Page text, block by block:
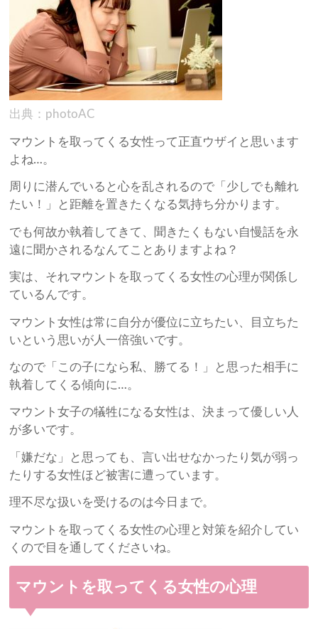
出典：photoAC
マウントを取ってくる女性って正直ウザイと思います
よね…。
周りに潜んでいると心を乱されるので「少しでも離れ
たい！」と距離を置きたくなる気持ち分かります。
でも何故か執着してきて、聞きたくもない自慢話を永
遠に聞かされるなんてことありますよね？
実は、それマウントを取ってくる女性の心理が関係し
ているんです。
マウント女性は常に自分が優位に立ちたい、目立ちた
いという思いが人一倍強いです。
なので「この子になら私、勝てる！」と思った相手に
執着してくる傾向に…。
マウント女子の犠牲になる女性は、決まって優しい人
が多いです。
「嫌だな」と思っても、言い出せなかったり気が弱っ
たりする女性ほど被害に遭っています。
理不尽な扱いを受けるのは今日まで。
マウントを取ってくる女性の心理と対策を紹介してい
くので目を通してくださいね。
マウントを取ってくる女性の心理